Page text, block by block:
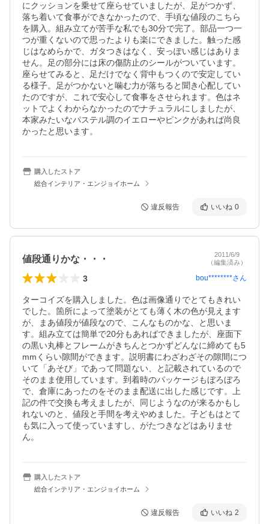
にクッションを乗せて座らせていましたが、足がつかず、
落ち着いて食事ができなかったので、手頃な値段のこちら
を購入。組み立てが苦手な私でも30分で完了。部品一つ一
つが重くないので思ったよりも楽にできました。触った感
じはなめらかで、ガタつきはなく、安っぽい感じはありま
せん。足の部分には床の傷防止のシールがついています。
座らせてみると、足だけでなく背中もつくので安定してい
る様子。足がつかないと噛む力が落ちると聞き心配してい
たのですが、これで安心して食事をさせられます。色はネ
ットでよくわからなかったのでナチュラルにしましたが、
本家みたいなパステル調のイエローやピンクがあれば尚良
かったと思います。
購入したストア
総合インテリア・エンジョイホーム
違反報告 いいね 0
値段通りかな・・・
2011/6/9
（編集済み）
3 bou********さん
ターコイズを購入しました。色は画像通りでとてもきれい
でした。箇所によって塗装がとても薄く木の色が見えます
が、まあ値段が値段なので、こんなものかな、と思いま
す。組み立ては簡単で20分もあればできましたが、座面下
の黒い丸棒とフレームがきちんとつかずどんなに締めても5
mmくらい隙間ができます。説明書にわざわざその隙間につ
いて「あそび」であって問題ない、と記載されているので
そのまま使用しています。到着時のパッケージもぼろぼろ
で、倉庫にあったのをそのまま配送に出した感じです。上
記の件で交換も考えましたが、同じようなのが来るかもし
れないのと、値段と手間を考えやめました。子どもはとて
も気に入って使っていますし、がたつきなどはありませ
ん。
購入したストア
総合インテリア・エンジョイホーム
違反報告 いいね 2